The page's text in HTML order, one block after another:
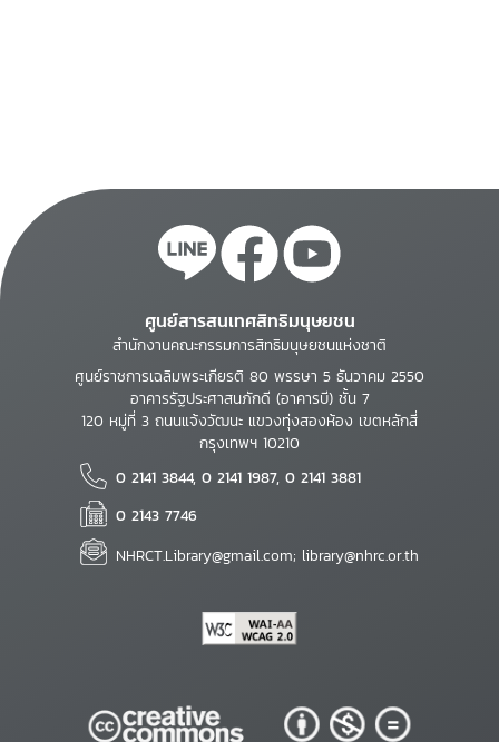
ศูนย์สารสนเทศสิทธิมนุษยชน
สำนักงานคณะกรรมการสิทธิมนุษยชนแห่งชาติ
ศูนย์ราชการเฉลิมพระเกียรติ 80 พรรษา 5 ธันวาคม 2550
อาคารรัฐประศาสนภักดี (อาคารบี) ชั้น 7
120 หมู่ที่ 3 ถนนแจ้งวัฒนะ แขวงทุ่งสองห้อง เขตหลักสี่
กรุงเทพฯ 10210
0 2141 3844, 0 2141 1987, 0 2141 3881
0 2143 7746
NHRCT.Library@gmail.com; library@nhrc.or.th